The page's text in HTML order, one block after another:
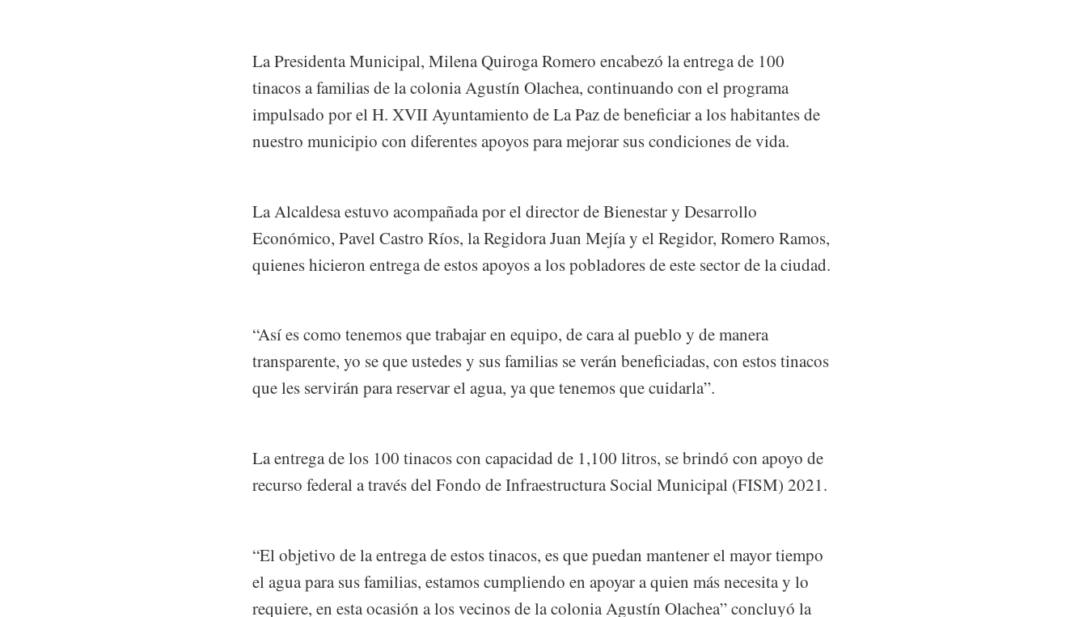
La Presidenta Municipal, Milena Quiroga Romero encabezó la entrega de 100
tinacos a familias de la colonia Agustín Olachea, continuando con el programa
impulsado por el H. XVII Ayuntamiento de La Paz de beneficiar a los habitantes de
nuestro municipio con diferentes apoyos para mejorar sus condiciones de vida.
La Alcaldesa estuvo acompañada por el director de Bienestar y Desarrollo
Económico, Pavel Castro Ríos, la Regidora Juan Mejía y el Regidor, Romero Ramos,
quienes hicieron entrega de estos apoyos a los pobladores de este sector de la ciudad.
“Así es como tenemos que trabajar en equipo, de cara al pueblo y de manera
transparente, yo se que ustedes y sus familias se verán beneficiadas, con estos tinacos
que les servirán para reservar el agua, ya que tenemos que cuidarla”.
La entrega de los 100 tinacos con capacidad de 1,100 litros, se brindó con apoyo de
recurso federal a través del Fondo de Infraestructura Social Municipal (FISM) 2021.
“El objetivo de la entrega de estos tinacos, es que puedan mantener el mayor tiempo
el agua para sus familias, estamos cumpliendo en apoyar a quien más necesita y lo
requiere, en esta ocasión a los vecinos de la colonia Agustín Olachea” concluyó la